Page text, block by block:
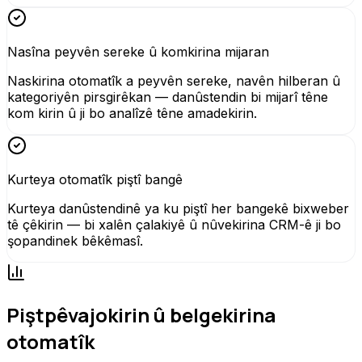
Nasîna peyvên sereke û komkirina mijaran
Naskirina otomatîk a peyvên sereke, navên hilberan û
kategoriyên pirsgirêkan — danûstendin bi mijarî têne
kom kirin û ji bo analîzê têne amadekirin.
Kurteya otomatîk piştî bangê
Kurteya danûstendinê ya ku piştî her bangekê bixweber
tê çêkirin — bi xalên çalakiyê û nûvekirina CRM-ê ji bo
şopandinek bêkêmasî.
Piştpêvajokirin û belgekirina
otomatîk